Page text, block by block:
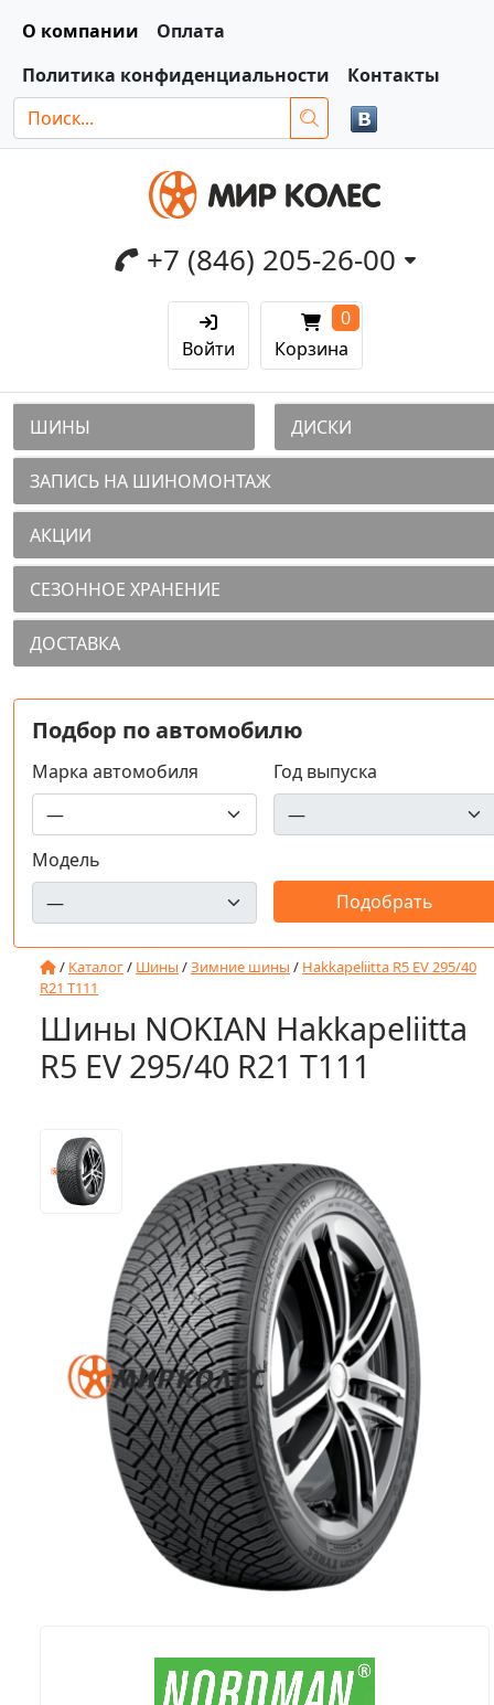
О компании
Оплата
Политика конфиденциальности
Контакты
+7 (846) 205-26-00
Войти Корзина
0
ШИНЫ ДИСКИ
ЗАПИСЬ НА ШИНОМОНТАЖ
АКЦИИ
СЕЗОННОЕ ХРАНЕНИЕ
ДОСТАВКА
Подбор по автомобилю
Марка автомобиля Год выпуска
Модель
/ Каталог/ Шины /Зимние шины / Hakkapeliitta R5 EV 295/40
R21 T111
Шины NOKIAN Hakkapeliitta
R5 EV 295/40 R21 T111